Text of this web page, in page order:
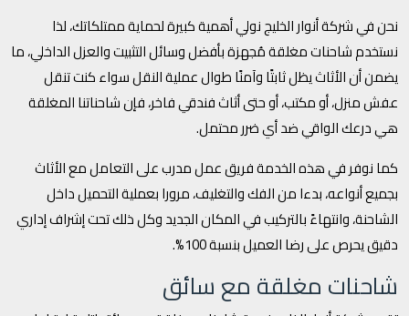
نحن في شركة أنوار الخليج نولي أهمية كبيرة لحماية ممتلكاتك، لذا
نستخدم شاحنات مغلقة مُجهزة بأفضل وسائل التثبيت والعزل الداخلي، ما
يضمن أن الأثاث يظل ثابتًا وآمنًا طوال عملية النقل سواء كنت تنقل
عفش منزل، أو مكتب، أو حتى أثاث فندقي فاخر، فإن شاحناتنا المغلقة
هي درعك الواقي ضد أي ضرر محتمل.
كما نوفر في هذه الخدمة فريق عمل مدرب على التعامل مع الأثاث
بجميع أنواعه، بدءا من الفك والتغليف، مرورا بعملية التحميل داخل
الشاحنة، وانتهاءً بالتركيب في المكان الجديد وكل ذلك تحت إشراف إداري
دقيق يحرص على رضا العميل بنسبة 100%.
شاحنات مغلقة مع سائق